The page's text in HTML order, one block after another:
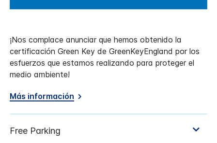
¡Nos complace anunciar que hemos obtenido la
certificación Green Key de GreenKeyEngland por los
esfuerzos que estamos realizando para proteger el
medio ambiente!
Más información